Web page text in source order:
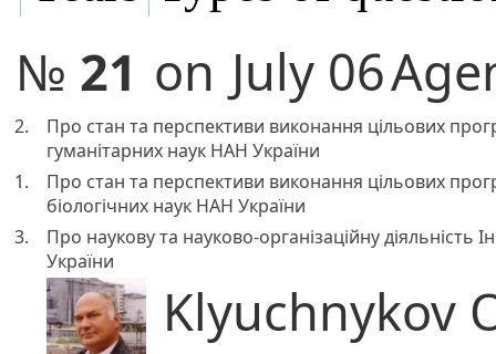
№ 21 on July 06
2.
Про стан та перспективи виконання цільових
гуманітарних наук НАН України
1.
Про стан та перспективи виконання цільових
біологічних наук НАН України
3.
Про наукову та науково-організаційну
України
Klyuchnykov